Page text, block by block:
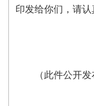
印发给你们，请认
（此件公开发